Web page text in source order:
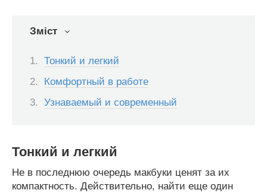
Зміст
Тонкий и легкий
Комфортный в работе
Узнаваемый и современный
Тонкий и легкий
Не в последнюю очередь макбуки ценят за их
компактность. Действительно, найти еще один